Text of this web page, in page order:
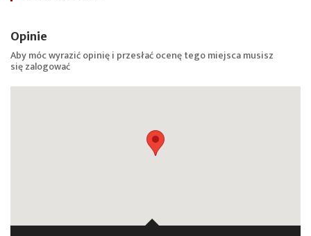
Opinie
Aby móc wyrazić opinię i przesłać ocenę tego miejsca musisz
sięzalogować